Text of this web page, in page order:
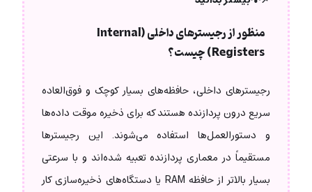
منظور از رجیسترهای داخلی (Internal
Registers) چیست؟
رجیسترهای داخلی، حافظه‌های بسیار کوچک و فوق‌العاده
سریع درون پردازنده هستند که برای ذخیره موقت داده‌ها
و دستورالعمل‌ها استفاده می‌شوند. این رجیسترها
مستقیماً در معماری پردازنده تعبیه شده‌اند و با سرعتی
بسیار بالاتر از حافظه RAM یا دستگاه‌های ذخیره‌سازی کار